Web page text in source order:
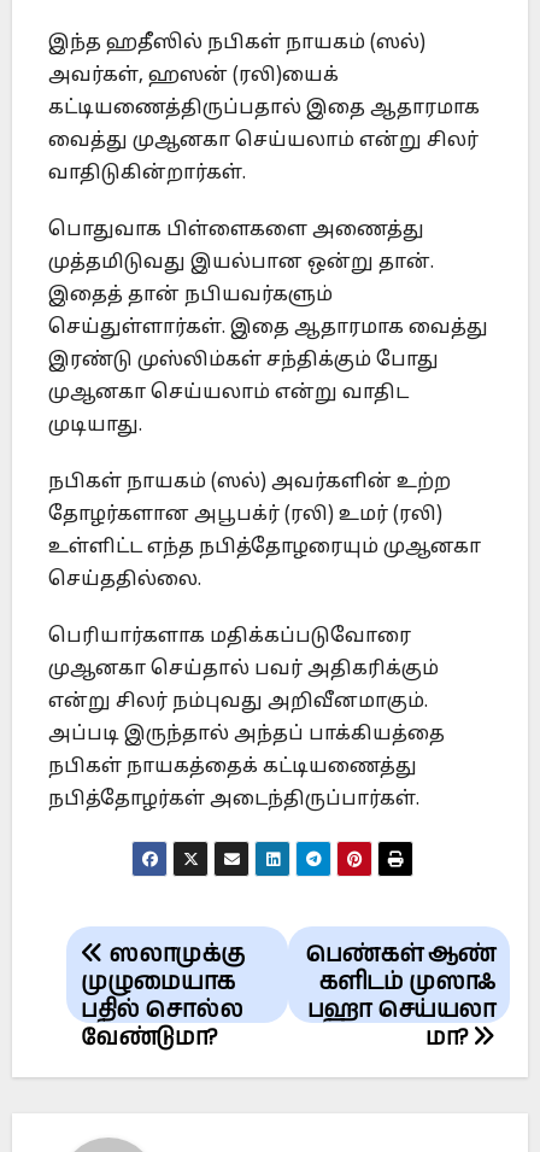
இந்த ஹதீஸில் நபிகள் நாயகம் (ஸல்)
அவர்கள், ஹஸன் (ரலி)யைக்
கட்டியணைத்திருப்பதால் இதை ஆதாரமாக
வைத்து முஆனகா செய்யலாம் என்று சிலர்
வாதிடுகின்றார்கள்.
பொதுவாக பிள்ளைகளை அணைத்து
முத்தமிடுவது இயல்பான ஒன்று தான்.
இதைத் தான் நபியவர்களும்
செய்துள்ளார்கள். இதை ஆதாரமாக வைத்து
இரண்டு முஸ்லிம்கள் சந்திக்கும் போது
முஆனகா செய்யலாம் என்று வாதிட
முடியாது.
நபிகள் நாயகம் (ஸல்) அவர்களின் உற்ற
தோழர்களான அபூபக்ர் (ரலி) உமர் (ரலி)
உள்ளிட்ட எந்த நபித்தோழரையும் முஆனகா
செய்ததில்லை.
பெரியார்களாக மதிக்கப்படுவோரை
முஆனகா செய்தால் பவர் அதிகரிக்கும்
என்று சிலர் நம்புவது அறிவீனமாகும்.
அப்படி இருந்தால் அந்தப் பாக்கியத்தை
நபிகள் நாயகத்தைக் கட்டியணைத்து
நபித்தோழர்கள் அடைந்திருப்பார்கள்.
Post
navigation
பெண்கள் ஆண்
களிடம் முஸாஃ
பஹா செய்யலா
மா?
ஸலாமுக்கு
முழுமையாக
பதில் சொல்ல
வேண்டுமா?